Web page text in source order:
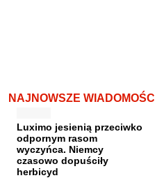
NAJNOWSZE WIADOMOŚCI
Luximo jesienią przeciwko
odpornym rasom
wyczyńca. Niemcy
czasowo dopuściły
herbicyd